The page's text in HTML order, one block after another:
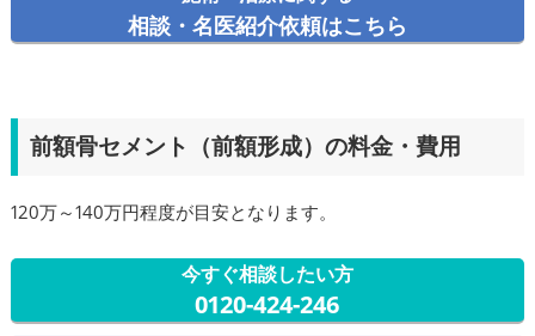
相談・名医紹介依頼はこちら
前額骨セメント（前額形成）の料金・費用
120万～140万円程度が目安となります。
今すぐ相談したい方
0120-424-246